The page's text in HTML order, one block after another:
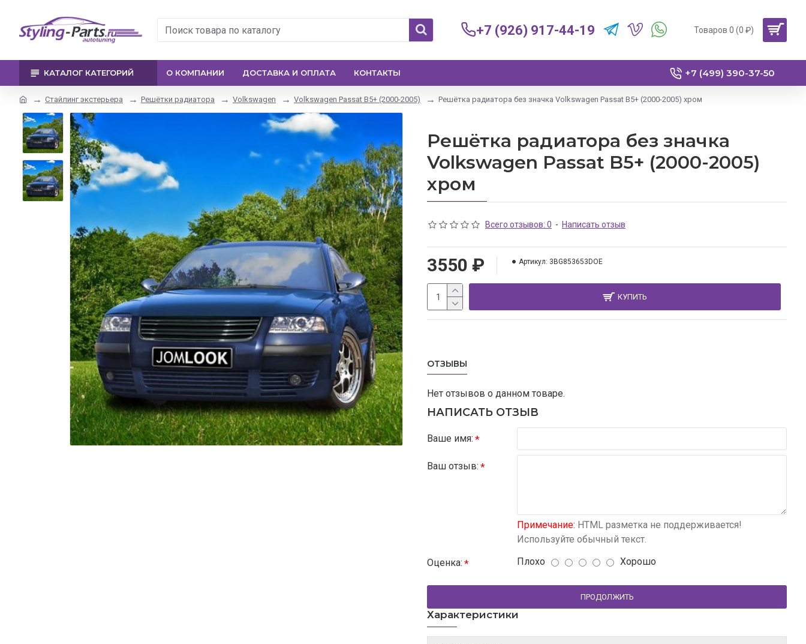
+7 (926) 917-44-19 Товаров 0 (0 ₽)
КАТАЛОГ КАТЕГОРИЙ О КОМПАНИИ ДОСТАВКА И ОПЛАТА КОНТАКТЫ +7 (499) 390-37-50
Стайлинг экстерьера Решётки радиатора Volkswagen Volkswagen Passat B5+ (2000-2005) Решётка радиатора без значка Volkswagen Passat B5+ (2000-2005) хром
Решётка радиатора без значка
Volkswagen Passat B5+ (2000-2005)
хром
Всего отзывов: 0 - Написать отзыв
3550 ₽ Артикул: 3BG853653DOE
КУПИТЬ
ОТЗЫВЫ
Нет отзывов о данном товаре.
НАПИСАТЬ ОТЗЫВ
Ваше имя:
Ваш отзыв:
Примечание: HTML разметка не поддерживается!
Используйте обычный текст.
Оценка: Плохо Хорошо
ПРОДОЛЖИТЬ
Характеристики